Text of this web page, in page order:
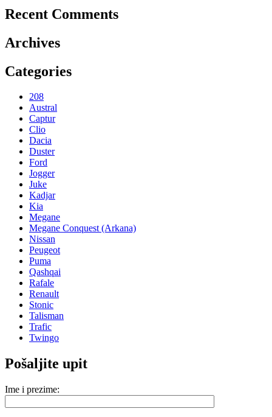
Recent Comments
Archives
Categories
208
Austral
Captur
Clio
Dacia
Duster
Ford
Jogger
Juke
Kadjar
Kia
Megane
Megane Conquest (Arkana)
Nissan
Peugeot
Puma
Qashqai
Rafale
Renault
Stonic
Talisman
Trafic
Twingo
Pošaljite upit
Ime i prezime: